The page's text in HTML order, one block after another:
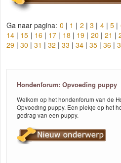
Ga naar pagina: 0 | 1 | 2 |3 | 4|5 |
14 | 15 | 16 | 17 | 18 | 19 | 20 | 21 |
29 | 30 | 31 | 32 | 33 | 34 | 35 | 36 |
Hondenforum: Opvoeding puppy
Welkom op het hondenforum van de
Opvoeding puppy. Een plekje op het
gedrag van een puppy.